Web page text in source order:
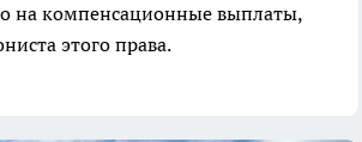
на компенсационные выплаты,
этого права.